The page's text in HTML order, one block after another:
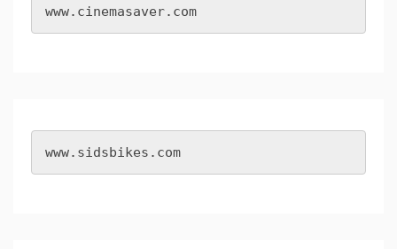
www.cinemasaver.com
www.sidsbikes.com